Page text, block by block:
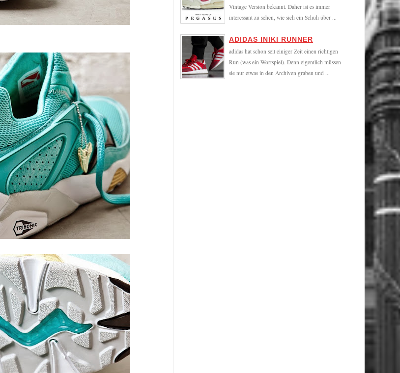
Vintage Version bekannt. Daher ist es immer
interessant zu sehen, wie sich ein Schuh über ...
ADIDAS INIKI RUNNER
adidas hat schon seit einiger Zeit einen richtigen
Run (was ein Wortspiel). Denn eigentlich müssen
sie nur etwas in den Archiven graben und ...